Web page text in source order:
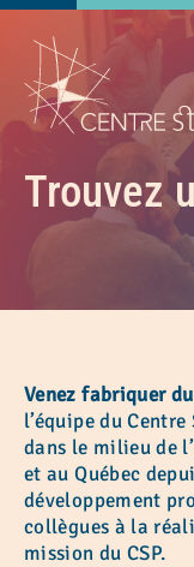
Trouvez
Venez fabriquer
l’équipe du
dans le milieu de
et au Québec
développement
collègues à la
mission du CSP.